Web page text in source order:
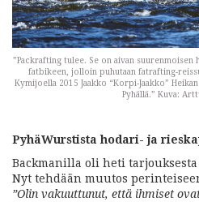
”Packrafting tulee. Se on aivan suurenmoisen
fatbikeen, jolloin puhutaan fatrafting-
Kymijoella 2015 Jaakko “Korpi-Jaakko”
Pyhällä.” Kuva:
PyhäWurstista hodari- ja
Backmanilla oli heti
Nyt tehdään muutos
”Olin vakuuttunut, että ihmiset